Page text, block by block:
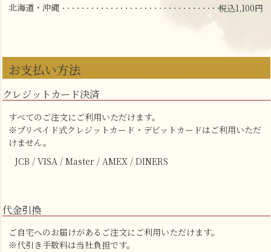
北海道・沖縄
税込1,100円
お支払い方法
クレジットカード決済
すべてのご注文にご利用いただけます。
※プリペイド式クレジットカード・デビットカードはご利用いただ
けません。
JCB / VISA / Master / AMEX / DINERS
代金引換
ご自宅へのお届けがあるご注文にご利用いただけます。
※代引き手数料は当社負担です。